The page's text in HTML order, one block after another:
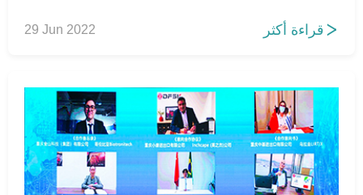
29 Jun 2022 قراءة أكثر 